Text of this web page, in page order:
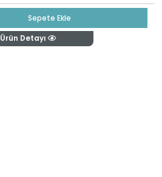
Sepete Ekle
Ürün Detayı